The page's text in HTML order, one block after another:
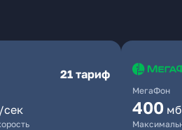
21 тариф
МегаФон
400